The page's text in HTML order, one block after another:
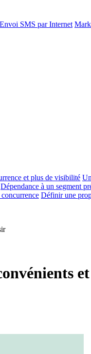
Envoi SMS par Internet
et plus de visibilité
Dépendance à un segment
Définir une